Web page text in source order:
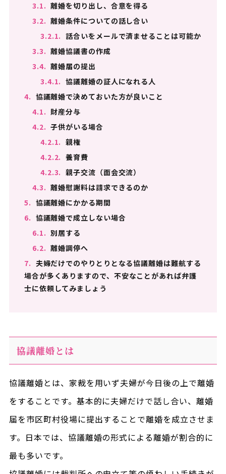
3.1. 離婚を切り出し、合意を得る
3.2. 離婚条件についての話し合い
3.2.1. 話合いをメールで済ませることは可能か
3.3. 離婚協議書の作成
3.4. 離婚届の提出
3.4.1. 協議離婚の証人になれる人
4. 協議離婚で決めておいた方が良いこと
4.1. 財産分与
4.2. 子供がいる場合
4.2.1. 親権
4.2.2. 養育費
4.2.3. 親子交流（面会交流）
4.3. 離婚慰謝料は請求できるのか
5. 協議離婚にかかる期間
6. 協議離婚で成立しない場合
6.1. 別居する
6.2. 離婚調停へ
7. 夫婦だけでのやりとりとなる協議離婚は難航する
場合が多くありますので、不安なことがあれば弁護
士に依頼してみましょう
協議離婚とは
協議離婚とは、家裁を用いず夫婦が今日後の上で離婚
をすることです。基本的に夫婦だけで話し合い、離婚
届を市区町村役場に提出することで離婚を成立させま
す。日本では、協議離婚の形式による離婚が割合的に
最も多いです。